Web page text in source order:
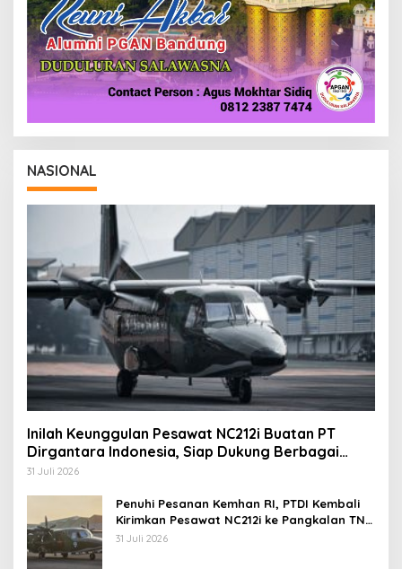
NASIONAL
Inilah Keunggulan Pesawat NC212i Buatan PT
Dirgantara Indonesia, Siap Dukung Berbagai
Operasi TNI
31 Juli 2026
Penuhi Pesanan Kemhan RI, PTDI Kembali
Kirimkan Pesawat NC212i ke Pangkalan TNI
AU
31 Juli 2026